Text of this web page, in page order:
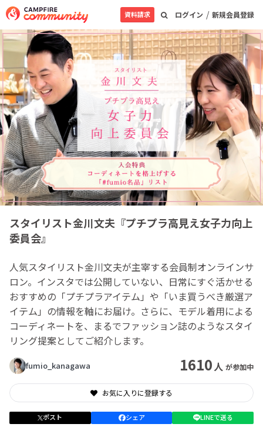
ログイン / 新規会員登録
資料請求
スタイリスト金川文夫『プチプラ高見え女子力向上
委員会』
人気スタイリスト金川文夫が主宰する会員制オンラインサ
ロン。インスタでは公開していない、日常にすぐ活かせる
おすすめの「プチプラアイテム」や「いま買うべき厳選ア
イテム」の情報を軸にお届け。さらに、モデル着用による
コーディネートを、まるでファッション誌のようなスタイ
リング提案としてご紹介します。
fumio_kanagawa 1610人 が参加中
お気に入りに登録する
ポスト シェア LINEで送る